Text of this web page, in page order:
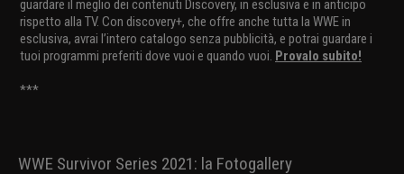
guardare il meglio dei contenuti Discovery, in esclusiva e in anticipo
rispetto alla TV. Con discovery+, che offre anche tutta la WWE in
esclusiva, avrai l’intero catalogo senza pubblicità, e potrai guardare i
tuoi programmi preferiti dove vuoi e quando vuoi. Provalo subito!
***
WWE Survivor Series 2021: la Fotogallery